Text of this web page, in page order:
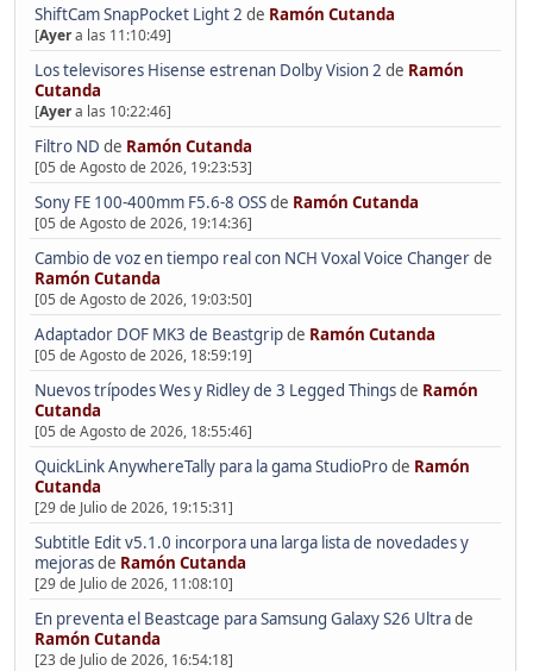
ShiftCam SnapPocket Light 2 de Ramón Cutanda
[Ayera las 11:10:49]
Los televisores Hisense estrenan Dolby Vision 2 de Ramón
Cutanda
[Ayera las 10:22:46]
Filtro ND de Ramón Cutanda
[05 de Agosto de 2026, 19:23:53]
Sony FE 100-400mm F5.6-8 OSSde Ramón Cutanda
[05 de Agosto de 2026, 19:14:36]
Cambio de voz en tiempo real con NCH Voxal Voice Changerde
Ramón Cutanda
[05 de Agosto de 2026, 19:03:50]
Adaptador DOF MK3 de Beastgripde Ramón Cutanda
[05 de Agosto de 2026, 18:59:19]
Nuevos trípodes Wes y Ridley de 3 Legged Thingsde Ramón
Cutanda
[05 de Agosto de 2026, 18:55:46]
QuickLink AnywhereTally para la gama StudioProde Ramón
Cutanda
[29 de Julio de 2026, 19:15:31]
Subtitle Edit v5.1.0 incorpora una larga lista de novedades y
mejorasde Ramón Cutanda
[29 de Julio de 2026, 11:08:10]
En preventa el Beastcage para Samsung Galaxy S26 Ultrade
Ramón Cutanda
[23 de Julio de 2026, 16:54:18]